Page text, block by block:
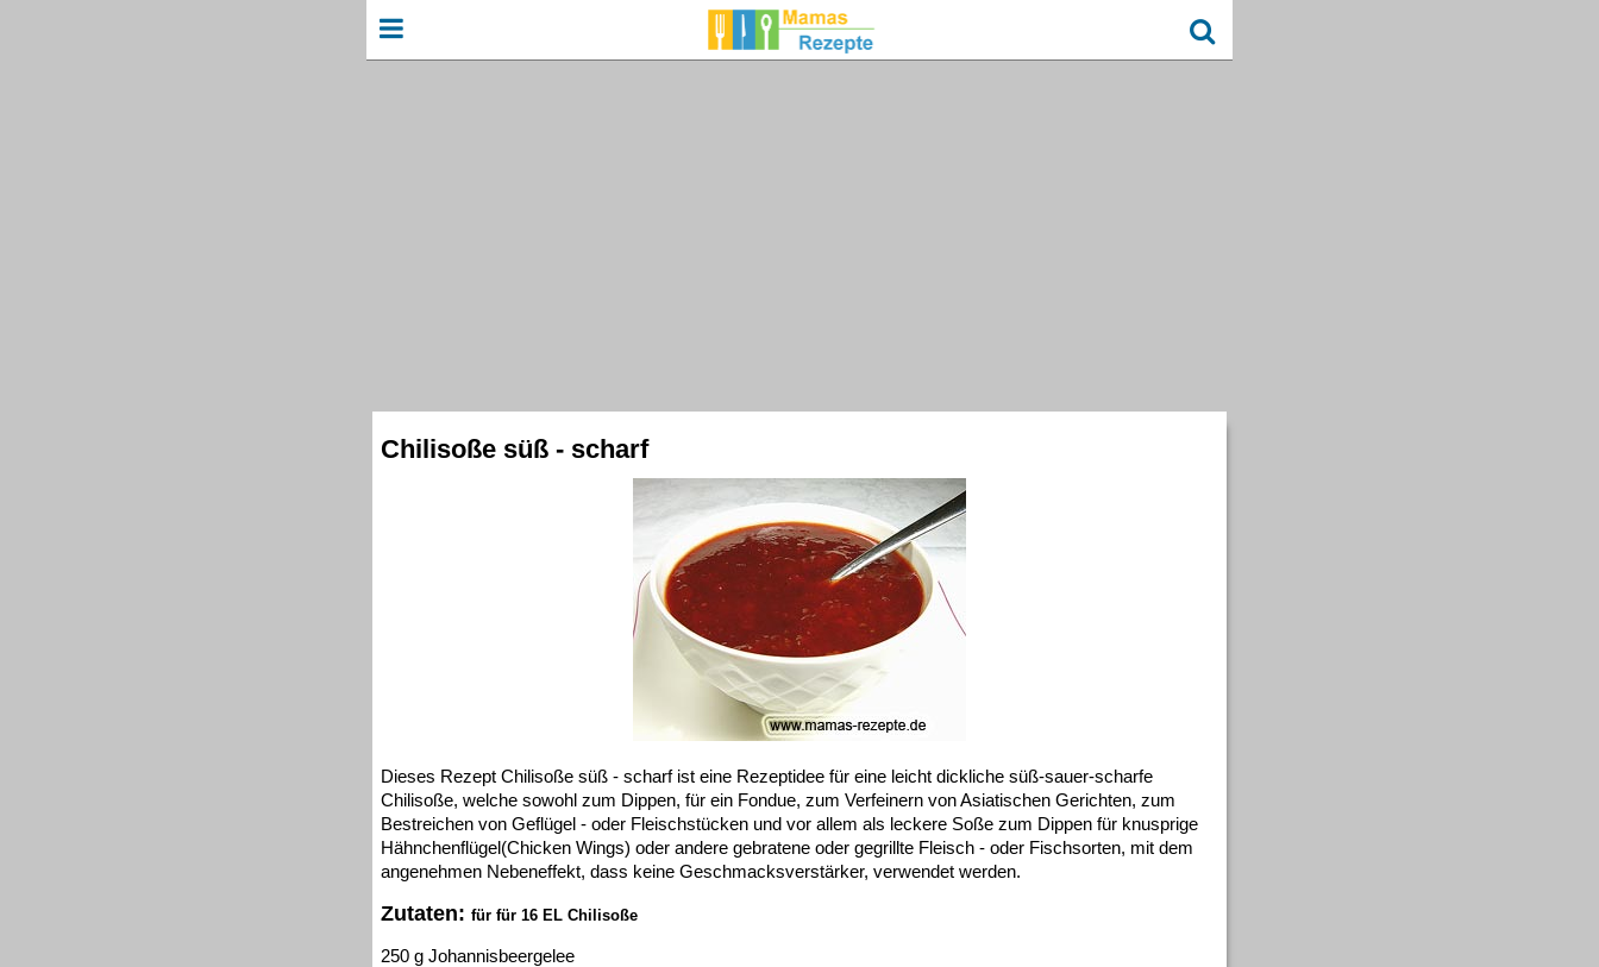
Chilisoße süß - scharf
Dieses Rezept Chilisoße süß - scharf ist eine Rezeptidee für eine leicht dickliche süß-sauer-scharfe
Chilisoße, welche sowohl zum Dippen, für ein Fondue, zum Verfeinern von Asiatischen Gerichten, zum
Bestreichen von Geflügel - oder Fleischstücken und vor allem als leckere Soße zum Dippen für knusprige
Hähnchenflügel(Chicken Wings) oder andere gebratene oder gegrillte Fleisch - oder Fischsorten, mit dem
angenehmen Nebeneffekt, dass keine Geschmacksverstärker, verwendet werden.
Zutaten: für für 16 EL Chilisoße
250 g Johannisbeergelee